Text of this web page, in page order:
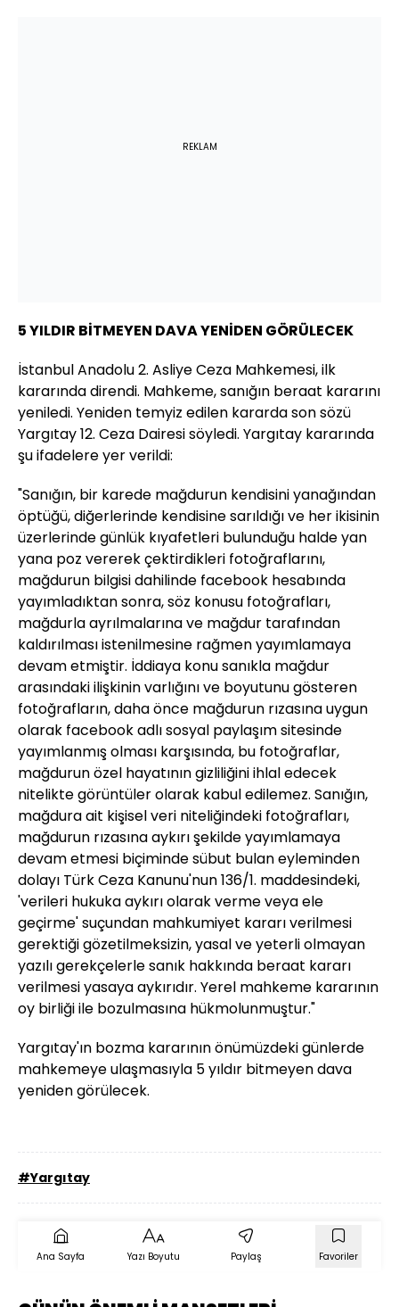
REKLAM
5 YILDIR BİTMEYEN DAVA YENİDEN GÖRÜLECEK
İstanbul Anadolu 2. Asliye Ceza Mahkemesi, ilk
kararında direndi. Mahkeme, sanığın beraat kararını
yeniledi. Yeniden temyiz edilen kararda son sözü
Yargıtay 12. Ceza Dairesi söyledi. Yargıtay kararında
şu ifadelere yer verildi:
"Sanığın, bir karede mağdurun kendisini yanağından
öptüğü, diğerlerinde kendisine sarıldığı ve her ikisinin
üzerlerinde günlük kıyafetleri bulunduğu halde yan
yana poz vererek çektirdikleri fotoğraflarını,
mağdurun bilgisi dahilinde facebook hesabında
yayımladıktan sonra, söz konusu fotoğrafları,
mağdurla ayrılmalarına ve mağdur tarafından
kaldırılması istenilmesine rağmen yayımlamaya
devam etmiştir. İddiaya konu sanıkla mağdur
arasındaki ilişkinin varlığını ve boyutunu gösteren
fotoğrafların, daha önce mağdurun rızasına uygun
olarak facebook adlı sosyal paylaşım sitesinde
yayımlanmış olması karşısında, bu fotoğraflar,
mağdurun özel hayatının gizliliğini ihlal edecek
nitelikte görüntüler olarak kabul edilemez. Sanığın,
mağdura ait kişisel veri niteliğindeki fotoğrafları,
mağdurun rızasına aykırı şekilde yayımlamaya
devam etmesi biçiminde sübut bulan eyleminden
dolayı Türk Ceza Kanunu'nun 136/1. maddesindeki,
'verileri hukuka aykırı olarak verme veya ele
geçirme' suçundan mahkumiyet kararı verilmesi
gerektiği gözetilmeksizin, yasal ve yeterli olmayan
yazılı gerekçelerle sanık hakkında beraat kararı
verilmesi yasaya aykırıdır. Yerel mahkeme kararının
oy birliği ile bozulmasına hükmolunmuştur."
Yargıtay'ın bozma kararının önümüzdeki günlerde
mahkemeye ulaşmasıyla 5 yıldır bitmeyen dava
yeniden görülecek.
#Yargıtay
Ana Sayfa Yazı Boyutu Paylaş Favoriler